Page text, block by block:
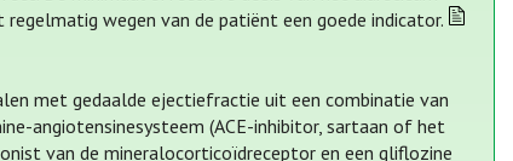
wegen van de patiënt een goede indicator.
met gedaalde ejectiefractie uit een combinatie van
angiotensinesysteem (ACE-inhibitor, sartaan of het
van de mineralocorticoïdreceptor en een gliflozine